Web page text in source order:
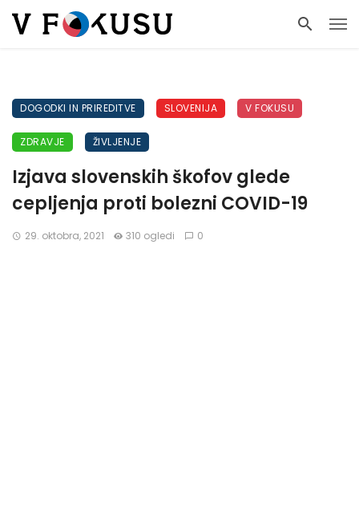
DOGODKI IN PRIREDITVE SLOVENIJA V FOKUSU
ZDRAVJE ŽIVLJENJE
Izjava slovenskih škofov glede
cepljenja proti bolezni COVID-19
29. oktobra, 2021 310 ogledi 0